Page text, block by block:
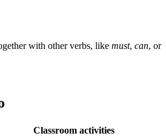
with other verbs, like must, can, or
Classroom activities